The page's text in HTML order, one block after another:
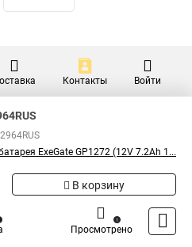
Контакты Войти
ExeGate GP1272 (12V 7.2Ah 1...
В корзину
Просмотрено
1